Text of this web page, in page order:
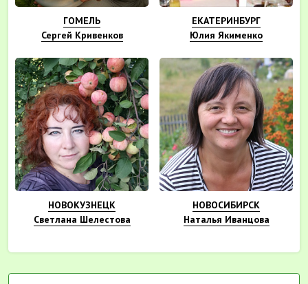
ГОМЕЛЬ
Сергей Кривенков
ЕКАТЕРИНБУРГ
Юлия Якименко
НОВОКУЗНЕЦК
Светлана Шелестова
НОВОСИБИРСК
Наталья Иванцова